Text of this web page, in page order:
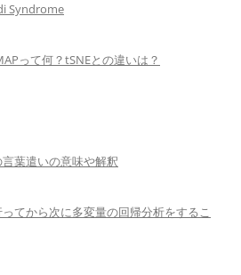
Syndrome
って何？tSNEとの違いは？
葉遣いの意味や解釈
てから次に多変量の回帰分析をするこ